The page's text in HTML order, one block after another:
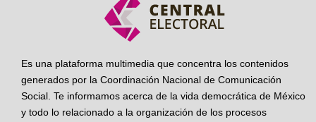
Es una plataforma multimedia que concentra los contenidos
generados por la Coordinación Nacional de Comunicación
Social. Te informamos acerca de la vida democrática de México
y todo lo relacionado a la organización de los procesos